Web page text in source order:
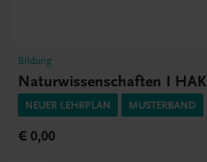
Bildung
Naturwissenschaften I HAK
NEUER LEHRPLAN MUSTERBAND
€ 0,00